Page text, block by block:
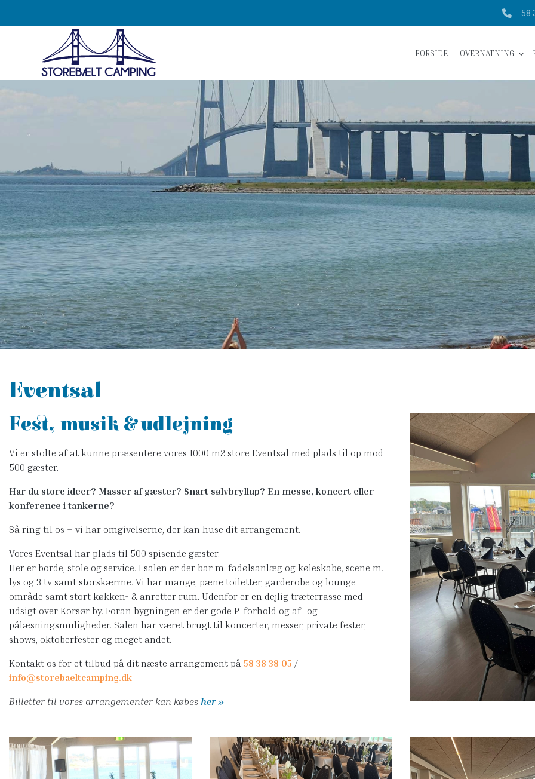
58
FORSIDE OVERNATNING
Eventsal
Fest, musik & udlejning
Vi er stolte af at kunne præsentere vores 1000 m2 store Eventsal med plads til op mod
500 gæster.
Har du store ideer? Masser af gæster? Snart sølvbryllup? En messe, koncert eller
konference i tankerne?
Så ring til os – vi har omgivelserne, der kan huse dit arrangement.
Vores Eventsal har plads til 500 spisende gæster.
Her er borde, stole og service. I salen er der bar m. fadølsanlæg og køleskabe, scene m.
lys og 3 tv samt storskærme. Vi har mange, pæne toiletter, garderobe og lounge-
område samt stort køkken- & anretter rum. Udenfor er en dejlig træterrasse med
udsigt over Korsør by. Foran bygningen er der gode P-forhold og af- og
pålæsningsmuligheder. Salen har været brugt til koncerter, messer, private fester,
shows, oktoberfester og meget andet.
Kontakt os for et tilbud på dit næste arrangement på 58 38 38 05 /
info@storebaeltcamping.dk
Billetter til vores arrangementer kan købes her »